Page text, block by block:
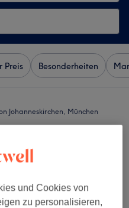
Preis Besonderheiten
Johanneskirchen, München
und Cookies von
zu personalisieren,